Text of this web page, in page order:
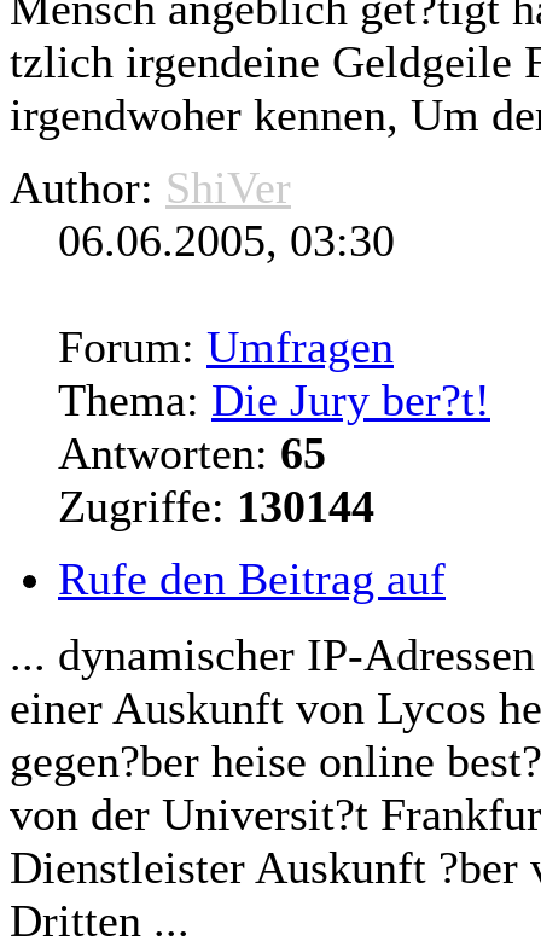
tzlich irgendeine Geldgeile
irgendwoher kennen, Um
Author: ShiVer
06.06.2005, 03:30
Forum: Umfragen
Thema: Die Jury ber?t!
Antworten: 65
Zugriffe: 130144
Rufe den Beitrag auf
... dynamischer IP-
einer Auskunft von Lycos
gegen?ber heise online best?
von der Universit?t
Dienstleister Auskunft ?ber
Dritten ...